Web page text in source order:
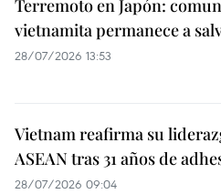
Terremoto en Japón:
vietnamita permanece a
28/07/2026 13:53
Vietnam reafirma su
ASEAN tras 31 años de
28/07/2026 09:04